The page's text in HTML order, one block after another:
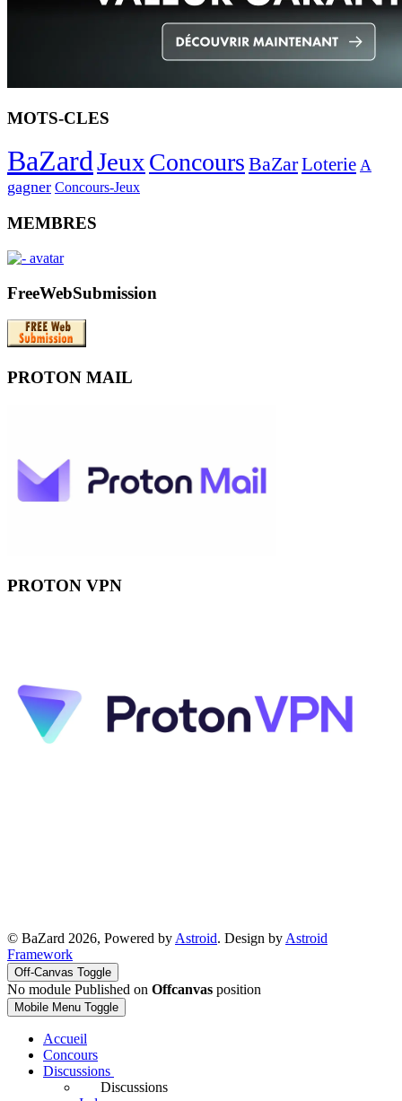
MOTS-CLES
BaZardJeuxConcours BaZarLoterie A
gagner Concours-Jeux
MEMBRES
FreeWebSubmission
PROTON MAIL
PROTON VPN
© BaZard 2026, Powered by Astroid. Design by Astroid
Framework
Off-Canvas Toggle
No module Published on Offcanvas position
Mobile Menu Toggle
Accueil
Concours
Discussions
Discussions